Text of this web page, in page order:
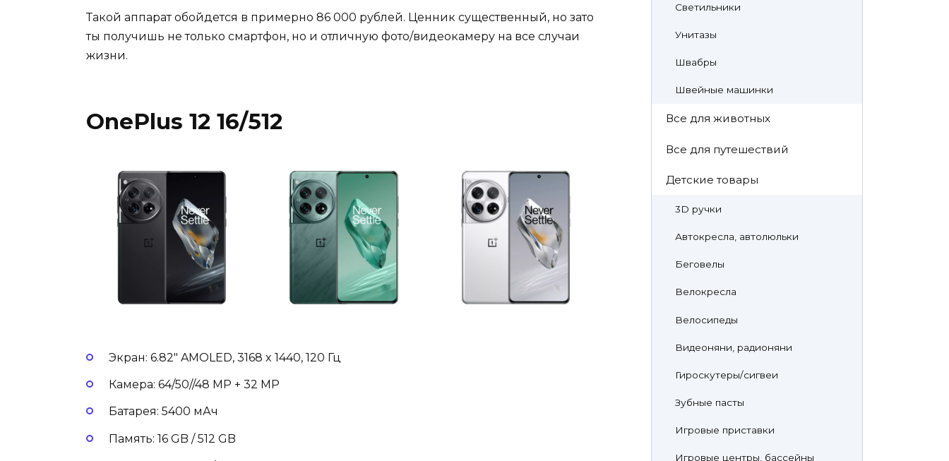
Такой аппарат обойдется в примерно 86 000 рублей. Ценник существенный, но зато
ты получишь не только смартфон, но и отличную фото/видеокамеру на все случаи
жизни.
OnePlus 12 16/512
Экран: 6.82″ AMOLED, 3168 x 1440, 120 Гц
Камера: 64/50//48 MP + 32 MP
Батарея: 5400 мАч
Память: 16 GB / 512 GB
Светильники
Унитазы
Швабры
Швейные машинки
Все для животных
Все для путешествий
Детские товары
3D ручки
Автокресла, автолюльки
Беговелы
Велокресла
Велосипеды
Видеоняни, радионяни
Гироскутеры/сигвеи
Зубные пасты
Игровые приставки
Игровые центры, бассейны